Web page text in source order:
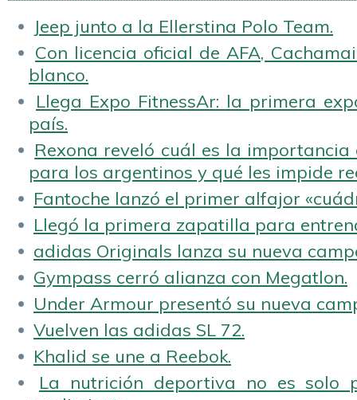
Jeep junto a la Ellerstina Polo Team.
Con licencia oficial de AFA,
blanco.
Llega Expo FitnessAr: la primera
país.
Rexona reveló cuál es la
para los argentinos y qué les impide
Fantoche lanzó el primer alfajor
Llegó la primera zapatilla para
adidas Originals lanza su nueva
Gympass cerró alianza con Megatlon.
Under Armour presentó su nueva
Vuelven las adidas SL 72.
Khalid se une a Reebok.
La nutrición deportiva no es solo